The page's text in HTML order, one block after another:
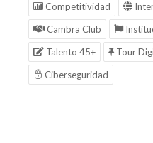
Competitividad
Cambra Club
Talento 45+
Tour
Ciberseguridad